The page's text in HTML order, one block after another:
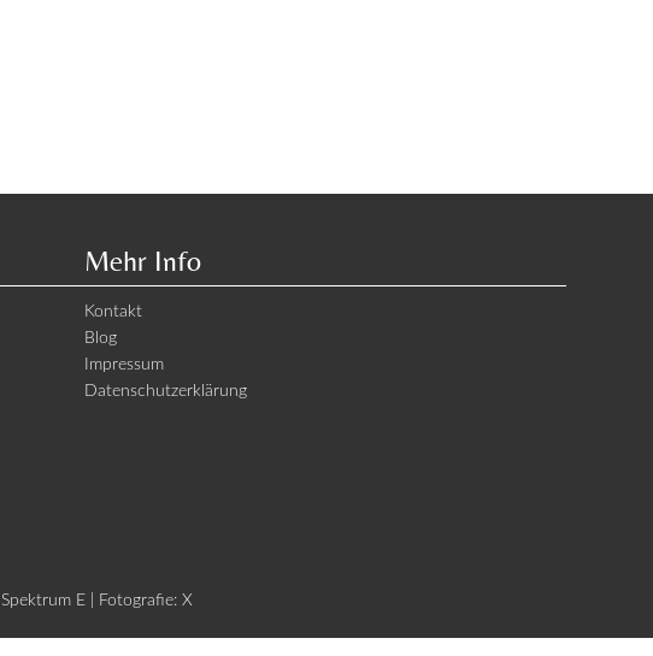
Mehr Info
Kontakt
Blog
Impressum
Datenschutzerklärung
Spektrum E | Fotografie: X